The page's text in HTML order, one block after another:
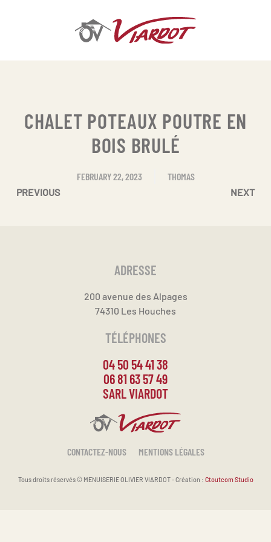
CHALET POTEAUX POUTRE EN
BOIS BRULÉ
FEBRUARY 22, 2023
THOMAS
PREVIOUS
NEXT
ADRESSE
200 avenue des Alpages
74310 Les Houches
SARL VIARDOT
CONTACTEZ-NOUS MENTIONS LÉGALES
Tous droits réservés © MENUISERIE OLIVIER VIARDOT - Création : Ctoutcom Studio
TÉLÉPHONES
04 50 54 41 38
06 81 63 57 49